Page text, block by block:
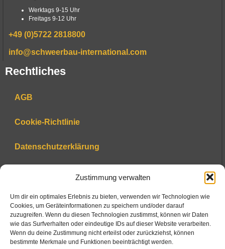
Zustimmung verwalten
Um dir ein optimales Erlebnis zu bieten, verwenden wir Technologien wie
Cookies, um Geräteinformationen zu speichern und/oder darauf
zuzugreifen. Wenn du diesen Technologien zustimmst, können wir Daten
wie das Surfverhalten oder eindeutige IDs auf dieser Website verarbeiten.
Wenn du deine Zustimmung nicht erteilst oder zurückziehst, können
bestimmte Merkmale und Funktionen beeinträchtigt werden.
Werktags 9-15 Uhr
Freitags 9-12 Uhr
+49 (0)5722 2818800
info@schweerbau-international.com
Rechtliches
AGB
Cookie-Richtlinie
Datenschutzerklärung
Intern
Webmail
Intranet